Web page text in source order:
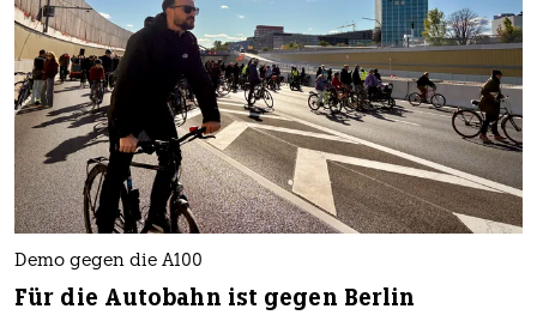
Demo gegen die A100
Für die Autobahn ist gegen Berlin